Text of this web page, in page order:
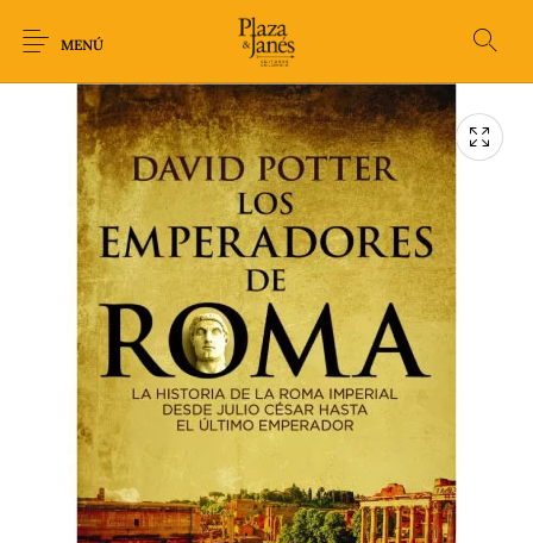
MENÚ
Novedades Arqueología Arte Biografía
Ciencia Crimen Thriller Cuento Ecolibros
Fantasía Ficción Filosofía Gastronomía
Historia Horror
Comic
Literatura infantil